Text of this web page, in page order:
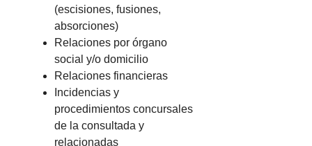
(escisiones, fusiones,
absorciones)
Relaciones por órgano
social y/o domicilio
Relaciones financieras
Incidencias y
procedimientos concursales
de la consultada y
relacionadas